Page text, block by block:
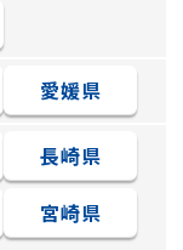
愛媛県
長崎県
宮崎県